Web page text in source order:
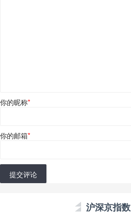
你的昵称*
你的邮箱*
提交评论
沪深京指数